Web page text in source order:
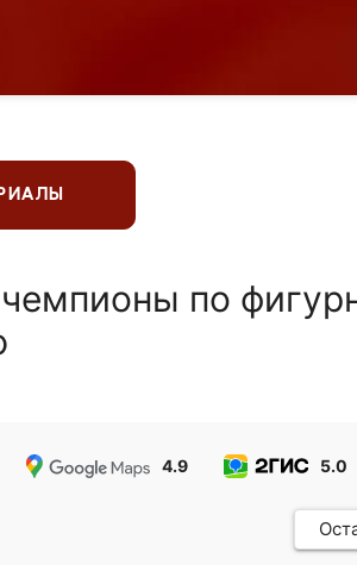
по
4.9 5.0